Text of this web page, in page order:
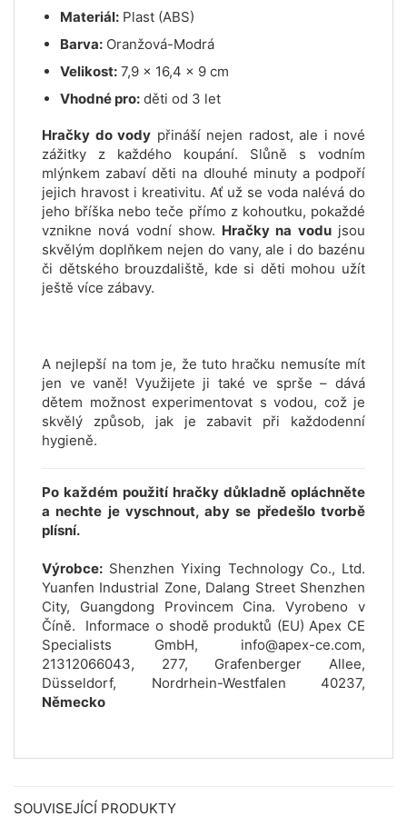
Materiál:Plast (ABS)
Barva:Oranžová-Modrá
Velikost:7,9 x 16,4 x 9 cm
Vhodné pro:děti od 3 let
Hračky do vody přináší nejen radost, ale i nové
zážitky z každého koupání. Slůně s vodním
mlýnkem zabaví děti na dlouhé minuty a podpoří
jejich hravost i kreativitu. Ať už se voda nalévá do
jeho bříška nebo teče přímo z kohoutku, pokaždé
vznikne nová vodní show. Hračky na vodujsou
skvělým doplňkem nejen do vany, ale i do bazénu
či dětského brouzdaliště, kde si děti mohou užít
ještě více zábavy.
A nejlepší na tom je, že tuto hračku nemusíte mít
jen ve vaně! Využijete ji také ve sprše – dává
dětem možnost experimentovat s vodou, což je
skvělý způsob, jak je zabavit při každodenní
hygieně.
Po každém použití hračky důkladně opláchněte
a nechte je vyschnout, aby se předešlo tvorbě
plísní.
Výrobce: Shenzhen Yixing Technology Co., Ltd.
Yuanfen Industrial Zone, Dalang Street Shenzhen
City, Guangdong Provincem Cina. Vyrobeno v
Číně. Informace o shodě produktů (EU) Apex CE
Specialists GmbH, info@apex-ce.com,
21312066043, 277, Grafenberger Allee,
Düsseldorf, Nordrhein-Westfalen 40237,
Německo
SOUVISEJÍCÍ PRODUKTY